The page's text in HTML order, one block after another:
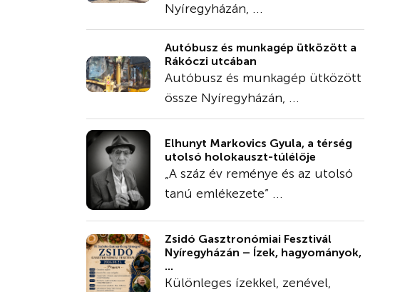
Nyíregyházán, ...
Autóbusz és munkagép ütközött a
Rákóczi utcában
Autóbusz és munkagép ütközött
össze Nyíregyházán, ...
Elhunyt Markovics Gyula, a térség
utolsó holokauszt-túlélője
„A száz év reménye és az utolsó
tanú emlékezete” ...
Zsidó Gasztronómiai Fesztivál
Nyíregyházán – Ízek, hagyományok,
...
Különleges ízekkel, zenével,